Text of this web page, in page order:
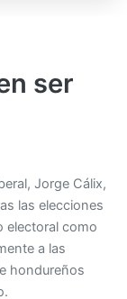
ser
Jorge Cálix,
las elecciones
electoral como
a las
hondureños